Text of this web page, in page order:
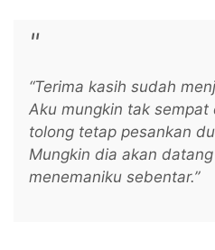
“Terima kasih sudah
Aku mungkin tak
tolong tetap pesankan
Mungkin dia akan
menemaniku sebentar.”